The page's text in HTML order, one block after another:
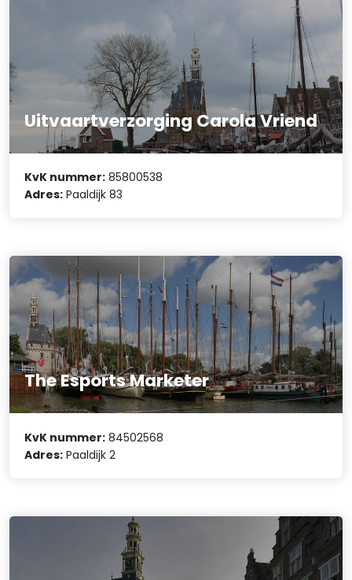
Uitvaartverzorging Carola Vriend
KvK nummer: 85800538
Adres: Paaldijk 83
The Esports Marketer
KvK nummer: 84502568
Adres: Paaldijk 2